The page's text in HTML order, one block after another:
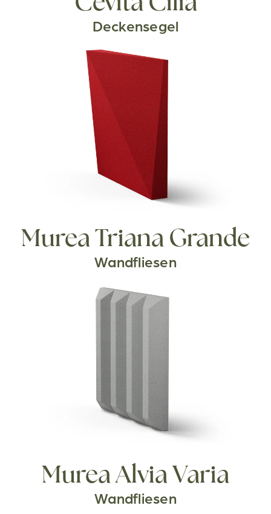
Deckensegel
Murea Triana Grande
Wandfliesen
Murea Alvia Varia
Wandfliesen